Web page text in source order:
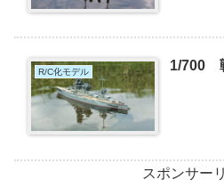
R/C化モデル 1/700
スポンサー